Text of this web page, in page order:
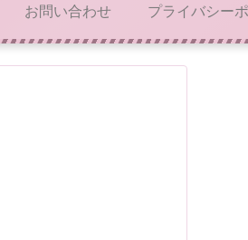
お問い合わせ